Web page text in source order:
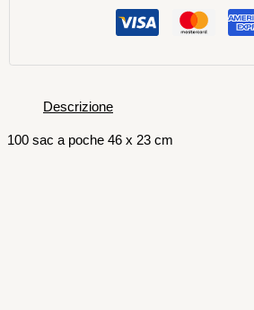
Descrizione
100 sac a poche 46 x 23 cm